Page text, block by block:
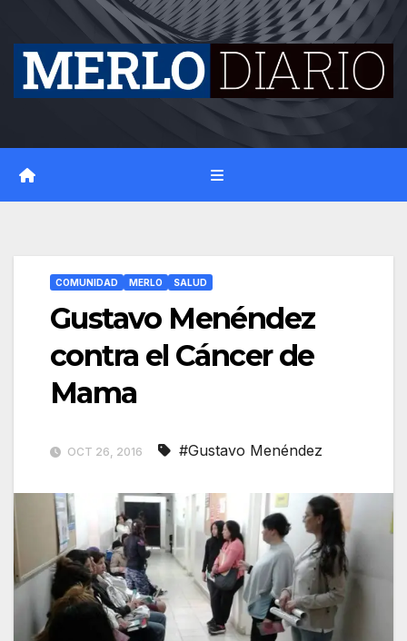
content
COMUNIDAD MERLO SALUD
Gustavo Menéndez
contra el Cáncer de
Mama
OCT 26, 2016 #Gustavo Menéndez